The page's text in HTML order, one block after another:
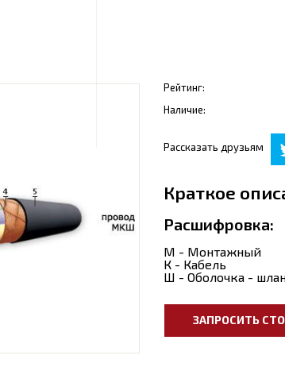
Рейтинг:
Наличие:
Рассказать друзьям
Краткое
Расшифровка:
М - Монтажный
К - Кабель
Ш - Оболочка -
ЗАПРОСИТЬ